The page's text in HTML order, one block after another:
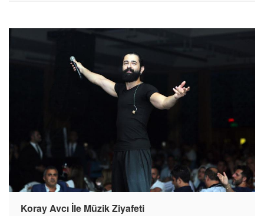
Koray Avcı İle Müzik Ziyafeti